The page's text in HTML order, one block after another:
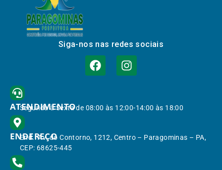
Siga-nos nas redes sociais
ATENDIMENTO
Segunda à Sexta de 08:00 às 12:00-14:00 às 18:00
ENDEREÇO
End.: Av. do Contorno, 1212, Centro – Paragominas – PA,
CEP: 68625-445